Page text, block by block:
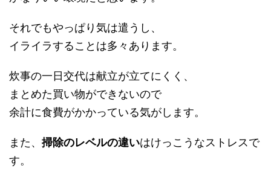
それでもやっぱり気は遣うし、
イライラすることは多々あります。
炊事の一日交代は献立が立てにくく、
まとめた買い物ができないので
余計に食費がかかっている気がします。
また、 掃除のレベルの違いはけっこうなストレスで
す。